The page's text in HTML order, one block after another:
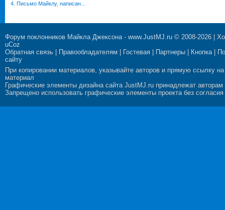
4. Письмо Майклу, написан...
Форум поклонников Майкла Джексона- www.JustMJ.ru © 2008-2026 |
uCoz
Обратная связь
Правообладателям Гостевая Партнеры Кнопка|
сайту
При копировании материалов, указывайте авторов и прямую ссылку на
материал
Графические элементы дизайна сайта JustMJ.ru принадлежат авторам
Запрещено использовать графические элементы проекта без согласия